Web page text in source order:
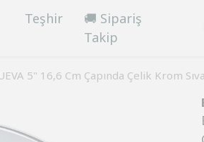
Teşhir
🚚 Sipariş
Takip
5" 16,6 Cm Çapında Çelik Krom